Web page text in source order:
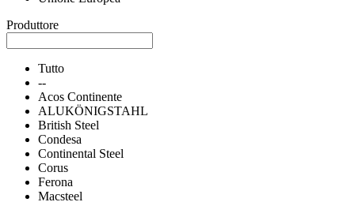
Produttore
Tutto
--
Acos Continente
ALUKÖNIGSTAHL
British Steel
Condesa
Continental Steel
Corus
Ferona
Macsteel